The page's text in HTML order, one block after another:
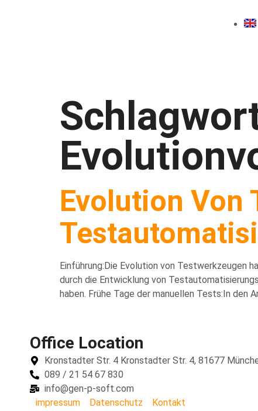
Evolution Von
Einführung:Die Evolution von Testwerkzeugen
durch die Entwicklung von
haben. Frühe Tage der manuellen Tests:In
Office Location
Kronstadter Str. 4 Kronstadter Str. 4, 81677
089 / 21 54 67 830
info@gen-p-soft.com
impressum
Datenschutz Kontakt